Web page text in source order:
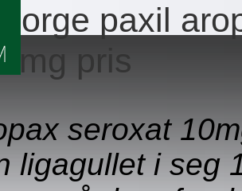
norge paxil
pris
seroxat
ligagullet i seg